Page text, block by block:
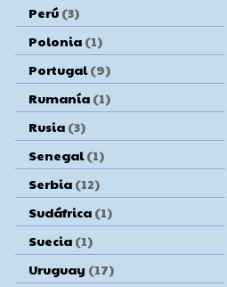
Perú (3)
Polonia (1)
Portugal (9)
Rumanía (1)
Rusia (3)
Senegal (1)
Serbia (12)
Sudáfrica (1)
Suecia (1)
Uruguay (17)